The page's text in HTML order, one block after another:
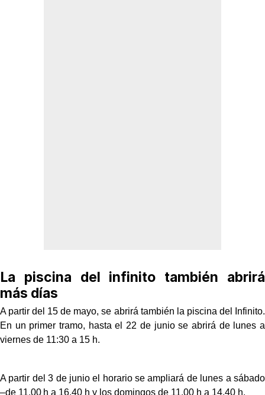
La piscina del infinito también abrirá
más días
A partir del 15 de mayo, se abrirá también la piscina del Infinito.
En un primer tramo, hasta el 22 de junio se abrirá de lunes a
viernes de 11:30 a 15 h.
A partir del 3 de junio el horario se ampliará de lunes a sábado
–de 11.00 h a 16.40 h y los domingos de 11.00 h a 14.40 h.